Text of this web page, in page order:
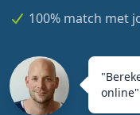
100% match met
"
online"